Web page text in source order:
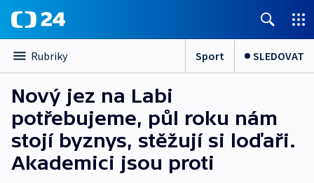
Rubriky Sport SLEDOVAT
Nový jez na Labi
potřebujeme, půl roku nám
stojí byznys, stěžují si loďaři.
Akademici jsou proti